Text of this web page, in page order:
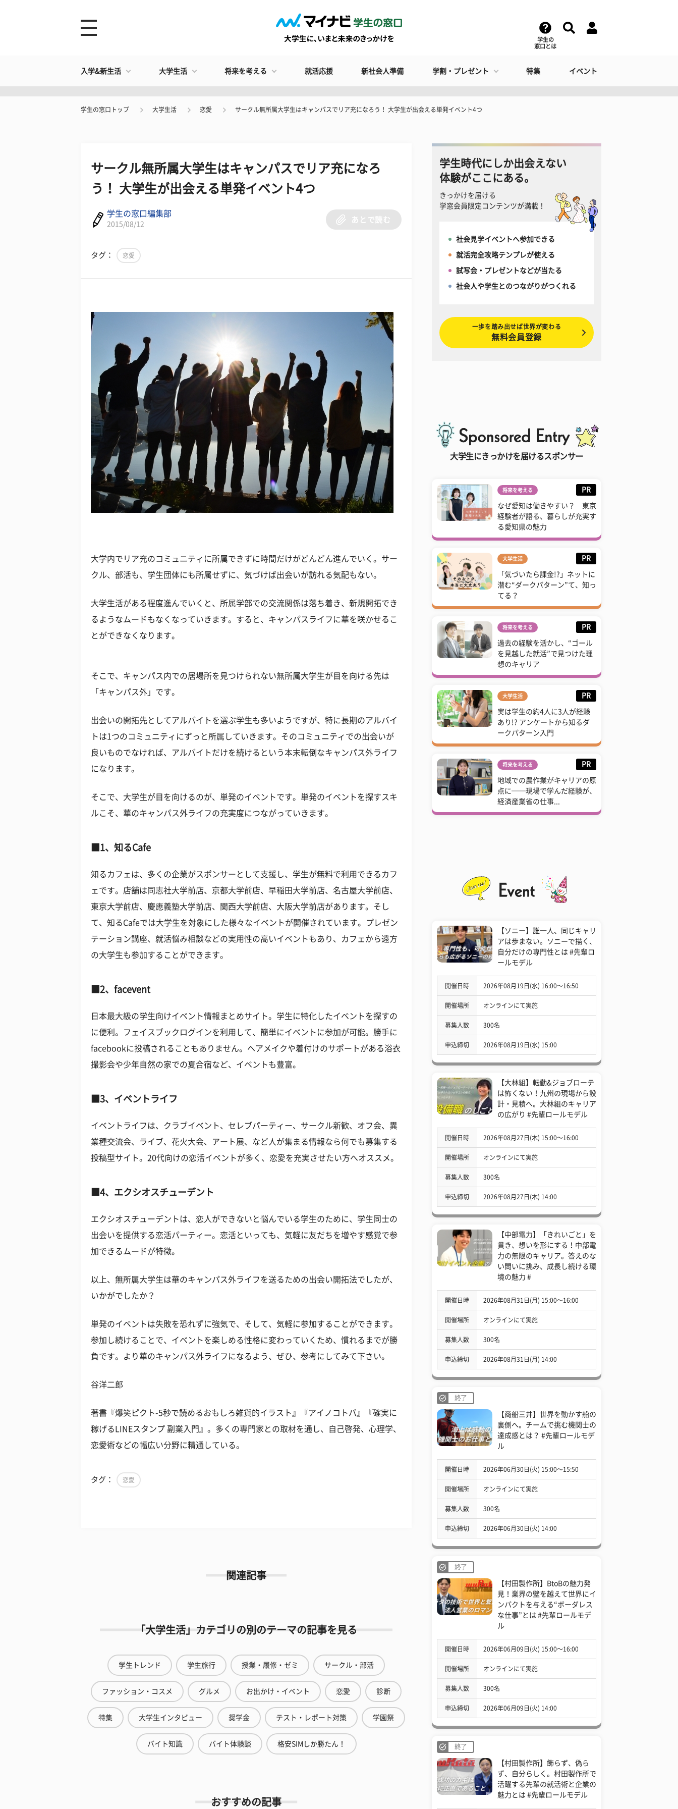
学生の
窓口とは
入学&新生活 大学生活 将来を考える 就活応援 新社会人準備 学割・プレゼント 特集 イベント
学生の窓口トップ 大学生活 恋愛 サークル無所属大学生はキャンパスでリア充になろう！ 大学生が出会える単発イベント4つ
サークル無所属大学生はキャンパスでリア充になろ
う！ 大学生が出会える単発イベント4つ
学生の窓口編集部
2015/08/12
あとで読む
タグ： 恋愛
大学内でリア充のコミュニティに所属できずに時間だけがどんどん進んでいく。サー
クル、部活も、学生団体にも所属せずに、気づけば出会いが訪れる気配もない。
大学生活がある程度進んでいくと、所属学部での交流関係は落ち着き、新規開拓でき
るようなムードもなくなっていきます。すると、キャンパスライフに華を咲かせるこ
とができなくなります。
そこで、キャンパス内での居場所を見つけられない無所属大学生が目を向ける先は
「キャンパス外」です。
出会いの開拓先としてアルバイトを選ぶ学生も多いようですが、特に長期のアルバイ
トは1つのコミュニティにずっと所属していきます。そのコミュニティでの出会いが
良いものでなければ、アルバイトだけを続けるという本末転倒なキャンパス外ライフ
になります。
そこで、大学生が目を向けるのが、単発のイベントです。単発のイベントを探すスキ
ルこそ、華のキャンパス外ライフの充実度につながっていきます。
■1、知るCafe
知るカフェは、多くの企業がスポンサーとして支援し、学生が無料で利用できるカフ
ェです。店舗は同志社大学前店、京都大学前店、早稲田大学前店、名古屋大学前店、
東京大学前店、慶應義塾大学前店、関西大学前店、大阪大学前店があります。そし
て、知るCafeでは大学生を対象にした様々なイベントが開催されています。プレゼン
テーション講座、就活悩み相談などの実用性の高いイベントもあり、カフェから遠方
の大学生も参加することができます。
■2、facevent
日本最大級の学生向けイベント情報まとめサイト。学生に特化したイベントを探すの
に便利。フェイスブックログインを利用して、簡単にイベントに参加が可能。勝手に
facebookに投稿されることもありません。ヘアメイクや着付けのサポートがある浴衣
撮影会や少年自然の家での夏合宿など、イベントも豊富。
■3、イベントライフ
イベントライフは、クラブイベント、セレブパーティー、サークル新歓、オフ会、異
業種交流会、ライブ、花火大会、アート展、など人が集まる情報なら何でも募集する
投稿型サイト。20代向けの恋活イベントが多く、恋愛を充実させたい方へオススメ。
■4、エクシオスチューデント
エクシオスチューデントは、恋人ができないと悩んでいる学生のために、学生同士の
出会いを提供する恋活パーティー。恋活といっても、気軽に友だちを増やす感覚で参
加できるムードが特徴。
以上、無所属大学生は華のキャンパス外ライフを送るための出会い開拓法でしたが、
いかがでしたか？
単発のイベントは失敗を恐れずに強気で、そして、気軽に参加することができます。
参加し続けることで、イベントを楽しめる性格に変わっていくため、慣れるまでが勝
負です。より華のキャンパス外ライフになるよう、ぜひ、参考にしてみて下さい。
谷洋二郎
著書『爆笑ピクト-5秒で読めるおもしろ雑貨的イラスト』『アイノコトバ』『確実に
稼げるLINEスタンプ 副業入門』。多くの専門家との取材を通し、自己啓発、心理学、
恋愛術などの幅広い分野に精通している。
タグ： 恋愛
関連記事
「大学生活」カテゴリの別のテーマの記事を見る
学生トレンド 学生旅行 授業・履修・ゼミ サークル・部活
ファッション・コスメ グルメ お出かけ・イベント 恋愛 診断
特集 大学生インタビュー 奨学金 テスト・レポート対策 学園祭
バイト知識 バイト体験談 格安SIMしか勝たん！
おすすめの記事
学生時代にしか出会えない
体験がここにある。
きっかけを届ける
学窓会員限定コンテンツが満載！
社会見学イベントへ参加できる
就活完全攻略テンプレが使える
試写会・プレゼントなどが当たる
社会人や学生とのつながりがつくれる
一歩を踏み出せば世界が変わる
無料会員登録
大学生にきっかけを届けるスポンサー
将来を考える PR
なぜ愛知は働きやすい？ 東京
経験者が語る、暮らしが充実す
る愛知県の魅力
大学生活 PR
「気づいたら課金!?」ネットに
潜む“ダークパターン”て、知っ
てる？
将来を考える PR
過去の経験を活かし、“ゴール
を見越した就活”で見つけた理
想のキャリア
大学生活 PR
実は学生の約4人に3人が経験
あり!? アンケートから知るダ
ークパターン入門
将来を考える PR
地域での農作業がキャリアの原
点に──現場で学んだ経験が、
経済産業省の仕事...
【ソニー】誰一人、同じキャリ
アは歩まない。ソニーで描く、
自分だけの専門性とは #先輩ロ
ールモデル
開催日時 2026年08月19日(水) 16:00〜16:50
開催場所 オンラインにて実施
募集人数 300名
申込締切 2026年08月19日(水) 15:00
【大林組】転勤&ジョブローテ
は怖くない！九州の現場から設
計・見積へ。大林組のキャリア
の広がり #先輩ロールモデル
開催日時 2026年08月27日(木) 15:00〜16:00
開催場所 オンラインにて実施
募集人数 300名
申込締切 2026年08月27日(木) 14:00
【中部電力】「きれいごと」を
貫き、想いを形にする！中部電
力の無限のキャリア。答えのな
い問いに挑み、成長し続ける環
境の魅力 #
開催日時 2026年08月31日(月) 15:00〜16:00
開催場所 オンラインにて実施
募集人数 300名
申込締切 2026年08月31日(月) 14:00
終了
【商船三井】世界を動かす船の
裏側へ。チームで挑む機関士の
達成感とは？ #先輩ロールモデ
ル
開催日時 2026年06月30日(火) 15:00〜15:50
開催場所 オンラインにて実施
募集人数 300名
申込締切 2026年06月30日(火) 14:00
終了
【村田製作所】BtoBの魅力発
見！業界の壁を越えて世界にイ
ンパクトを与える“ボーダレス
な仕事”とは #先輩ロールモデ
ル
開催日時 2026年06月09日(火) 15:00〜16:00
開催場所 オンラインにて実施
募集人数 300名
申込締切 2026年06月09日(火) 14:00
終了
【村田製作所】飾らず、偽ら
ず、自分らしく。村田製作所で
活躍する先輩の就活術と企業の
魅力とは #先輩ロールモデル